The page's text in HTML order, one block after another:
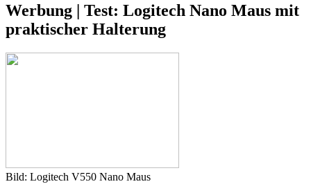
Werbung | Test: Logitech Nano Maus mit
praktischer Halterung
Bild: Logitech V550 Nano Maus